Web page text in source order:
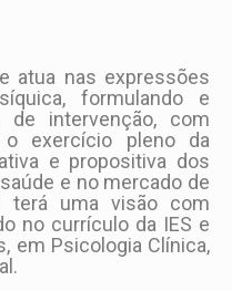
atua nas expressões
formulando e
de intervenção, com
o exercício pleno da
e propositiva dos
e no mercado de
terá uma visão com
no currículo da IES e
em Psicologia Clínica,